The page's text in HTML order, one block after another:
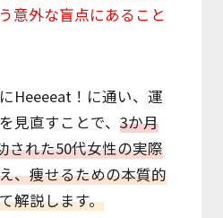
意外な盲点にあること
Heeeeat！に通い、運
見直すことで、 3か月
された50代女性の実際
、痩せるための本質的
解説します。